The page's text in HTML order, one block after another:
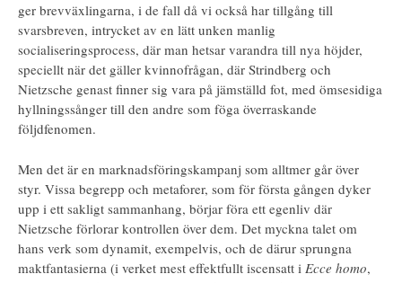
ger brevväxlingarna, i de fall då vi också har tillgång till
svarsbreven, intrycket av en lätt unken manlig
socialiseringsprocess, där man hetsar varandra till nya höjder,
speciellt när det gäller kvinnofrågan, där Strindberg och
Nietzsche genast finner sig vara på jämställd fot, med ömsesidiga
hyllningssånger till den andre som föga överraskande
följdfenomen.
Men det är en marknadsföringskampanj som alltmer går över
styr. Vissa begrepp och metaforer, som för första gången dyker
upp i ett sakligt sammanhang, börjar föra ett egenliv där
Nietzsche förlorar kontrollen över dem. Det myckna talet om
hans verk som dynamit, exempelvis, och de därur sprungna
maktfantasierna (i verket mest effektfullt iscensatt i Ecce homo,